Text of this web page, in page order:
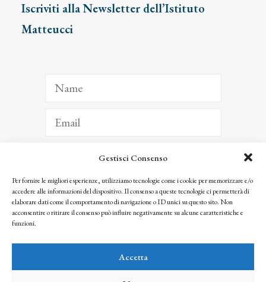
Gestisci Consenso
Per fornire le migliori esperienze, utilizziamo tecnologie come i cookie per memorizzare e/o
accedere alle informazioni del dispositivo. Il consenso a queste tecnologie ci permetterà di
elaborare dati come il comportamento di navigazione o ID unici su questo sito. Non
acconsentire o ritirare il consenso può influire negativamente su alcune caratteristiche e
funzioni.
Accetta
Iscriviti alla Newsletter dell’Istituto
Matteucci
ISCRIVITI
Facendo clic per iscriverti, riconosci che le tue informazioni saranno trattate
seguendo la nostra Privacy Policy
© 2025 Istituto Matteucci. All right reserved
l’autorizzazione scritta dei proprietari dei diritti e dell’Istituto Matteucci